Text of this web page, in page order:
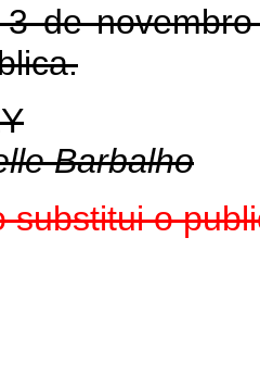
de
Barbalho
substitui o